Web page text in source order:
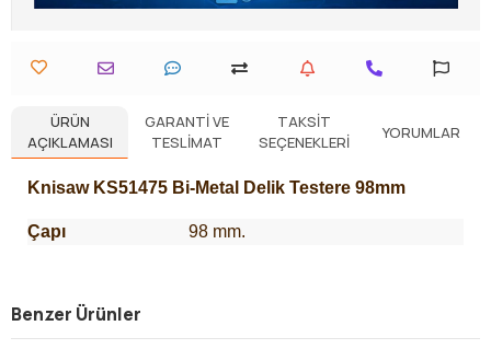
ÜRÜN
AÇIKLAMASI
GARANTI VE
TESLIMAT
TAKSIT
SEÇENEKLERI
YORUMLAR
Knisaw KS51475 Bi-Metal Delik Testere 98mm
Çapı 98 mm.
Benzer Ürünler